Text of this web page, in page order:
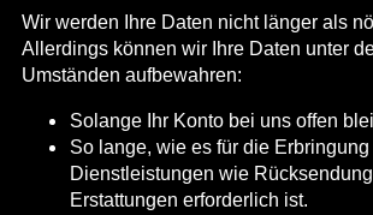
Wir werden Ihre Daten nicht länger als
Allerdings können wir Ihre Daten unter
Umständen aufbewahren:
Solange Ihr Konto bei uns offen
So lange, wie es für die Erbringung
Dienstleistungen wie
Erstattungen erforderlich ist.